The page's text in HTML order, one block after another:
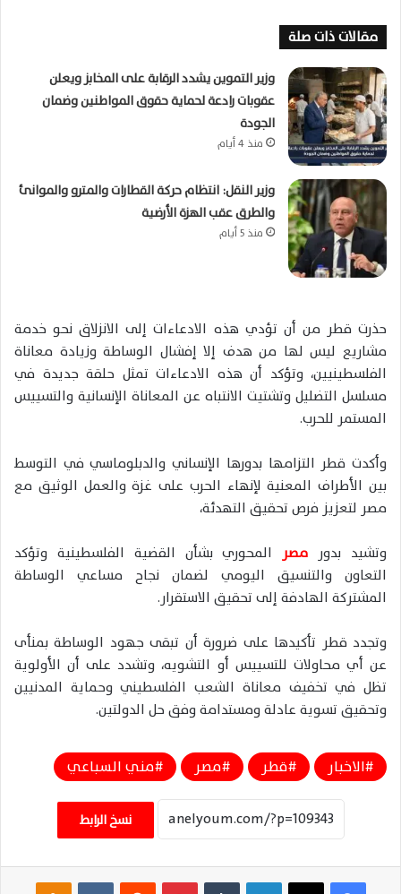
مقالات ذات صلة
وزير التموين يشدد الرقابة على المخابز ويعلن
عقوبات رادعة لحماية حقوق المواطنين وضمان
الجودة
منذ 4 أيام
وزير النقل: انتظام حركة القطارات والمترو والموانئ
والطرق عقب الهزة الأرضية
منذ 5 أيام
حذرت قطر من أن تؤدي هذه الادعاءات إلى الانزلاق نحو خدمة
مشاريع ليس لها من هدف إلا إفشال الوساطة وزيادة معاناة
الفلسطينيين، وتؤكد أن هذه الادعاءات تمثل حلقة جديدة في
مسلسل التضليل وتشتيت الانتباه عن المعاناة الإنسانية والتسييس
المستمر للحرب.
وأكدت قطر التزامها بدورها الإنساني والدبلوماسي في التوسط
بين الأطراف المعنية لإنهاء الحرب على غزة والعمل الوثيق مع
مصر لتعزيز فرص تحقيق التهدئة،
وتشيد بدور مصر المحوري بشأن القضية الفلسطينية وتؤكد
التعاون والتنسيق اليومي لضمان نجاح مساعي الوساطة
المشتركة الهادفة إلى تحقيق الاستقرار.
وتجدد قطر تأكيدها على ضرورة أن تبقى جهود الوساطة بمنأى
عن أي محاولات للتسييس أو التشويه، وتشدد على أن الأولوية
تظل في تخفيف معاناة الشعب الفلسطيني وحماية المدنيين
وتحقيق تسوية عادلة ومستدامة وفق حل الدولتين.
الاخبار قطر مصر مني السباعي
نسخ الرابط
فيسبوك ‫X لينكدإن بينتيريست ‏VKontakte